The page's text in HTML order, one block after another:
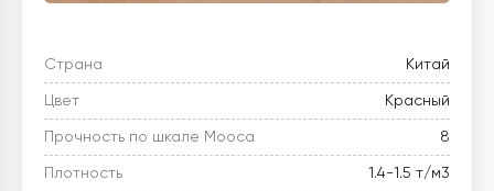
Страна Китай
Цвет Красный
Прочность по шкале Мооса 8
Плотность 1.4-1.5 т/м3